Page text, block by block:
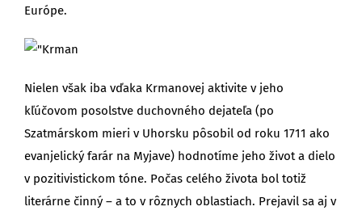
Európe.
Nielen však iba vďaka Krmanovej aktivite v jeho
kľúčovom posolstve duchovného dejateľa (po
Szatmárskom mieri v Uhorsku pôsobil od roku 1711 ako
evanjelický farár na Myjave) hodnotíme jeho život a dielo
v pozitivistickom tóne. Počas celého života bol totiž
literárne činný – a to v rôznych oblastiach. Prejavil sa aj v